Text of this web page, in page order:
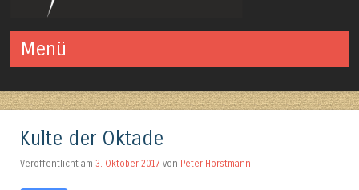
Menü
Kulte der Oktade
Veröffentlicht am 3. Oktober 2017 von Peter Horstmann